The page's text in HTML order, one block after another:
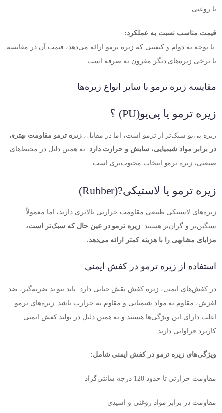
یا روغنی.
قیمت مناسب نسبت به عملکرد:
با توجه به دوام و کیفیتی که زیره ترمو ارائه می‌دهد، قیمت آن در مقایسه
با برخی زیره‌های دیگر مقرون به صرفه است.
مقایسه زیره ترمو با سایر انواع زیره‌ها
زیره ترمو یا پی‌یو(PU) ؟
زیره پی‌یو سبک‌تر از ترمو است، اما در مقابل، زیره ترمو مقاومت بهتری
در برابر مواد شیمیایی، سایش و حرارت دارد .به همین دلیل در محیط‌های
صنعتی، زیره ترمو انتخاب محبوب‌تری است.
زیره ترمو یا لاستیکی(Rubber)?
زیره‌های لاستیکی طبیعی مقاومت حرارتی بالاتری دارند، اما معمولاً
سنگین‌تر و گران‌تر هستند .زیره ترمو در عین حال که سبک‌تر است،
مزایای مشابهی را با هزینه کمتر ارائه می‌دهد.
استفاده از زیره ترمو در کفش ایمنی
در کفش‌های ایمنی، زیره کفش نقش حیاتی دارد. باید بتواند ضربه‌گیر، ضد
لغزش، مقاوم به مواد شیمیایی و مقاوم به حرارت باشد. زیره‌های ترمو
اغلب دارای این ویژگی‌ها هستند و به همین دلیل در تولید کفش ایمنی
کاربرد فراوانی دارند.
ویژگی‌های زیره ترمو در کفش ایمنی شامل:
مقاومت حرارتی تا حدود 120 درجه سانتی‌گراد
مقاومت در برابر مواد روغنی و اسیدی